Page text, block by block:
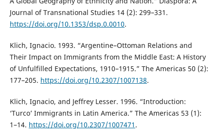
Journal of Transnational Studies 14 (2): 299–331.
https://doi.org/10.1353/dsp.0.0010.
Klich, Ignacio. 1993. “Argentine–Ottoman Relations and
Their Impact on Immigrants from the Middle East: A History
of Unfulfilled Expectations, 1910–1915.” The Americas 50 (2):
177–205. https://doi.org/10.2307/1007138.
Klich, Ignacio, and Jeffrey Lesser. 1996. “Introduction:
‘Turco’ Immigrants in Latin America.” The Americas 53 (1):
1–14. https://doi.org/10.2307/1007471 .